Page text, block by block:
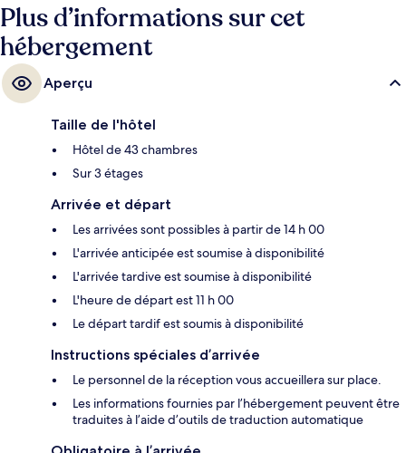
Plus d’informations sur cet
hébergement
Aperçu
Taille de l'hôtel
Hôtel de 43 chambres
Sur 3 étages
Arrivée et départ
Les arrivées sont possibles à partir de 14 h 00
L'arrivée anticipée est soumise à disponibilité
L'arrivée tardive est soumise à disponibilité
L'heure de départ est 11 h 00
Le départ tardif est soumis à disponibilité
Instructions spéciales d’arrivée
Le personnel de la réception vous accueillera sur place.
Les informations fournies par l’hébergement peuvent être
traduites à l’aide d’outils de traduction automatique